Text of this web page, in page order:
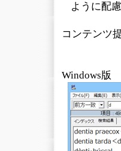
ように配慮
コンテンツ
Windows版